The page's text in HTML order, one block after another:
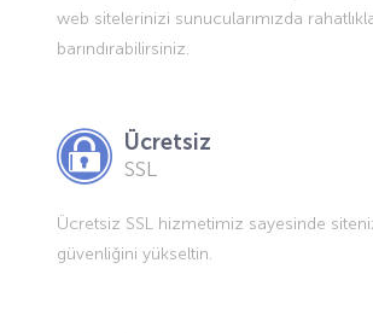
web sitelerinizi sunucularımızda
barındırabilirsiniz.
Ücretsiz
SSL
Ücretsiz SSL hizmetimiz sayesinde
güvenliğini yükseltin.